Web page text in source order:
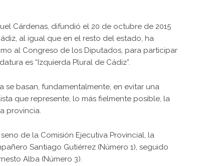
Cárdenas, difundió el 20 de octubre de 2015
al igual que en el resto del estado, ha
al Congreso de los Diputados, para participar
es “Izquierda Plural de Cádiz”.
basan, fundamentalmente, en evitar una
que represente, lo más fielmente posible, la
provincia.
de la Comisión Ejecutiva Provincial, la
Santiago Gutiérrez (Número 1), seguido
Alba (Número 3).